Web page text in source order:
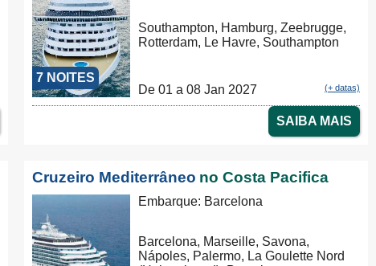
7 NOITES
Southampton, Hamburg, Zeebrugge,
Rotterdam, Le Havre, Southampton
De 01 a 08 Jan 2027 (+ datas)
SAIBA MAIS
Cruzeiro Mediterrâneo no Costa Pacifica
Embarque: Barcelona
Barcelona, Marseille, Savona,
Nápoles, Palermo, La Goulette Nord